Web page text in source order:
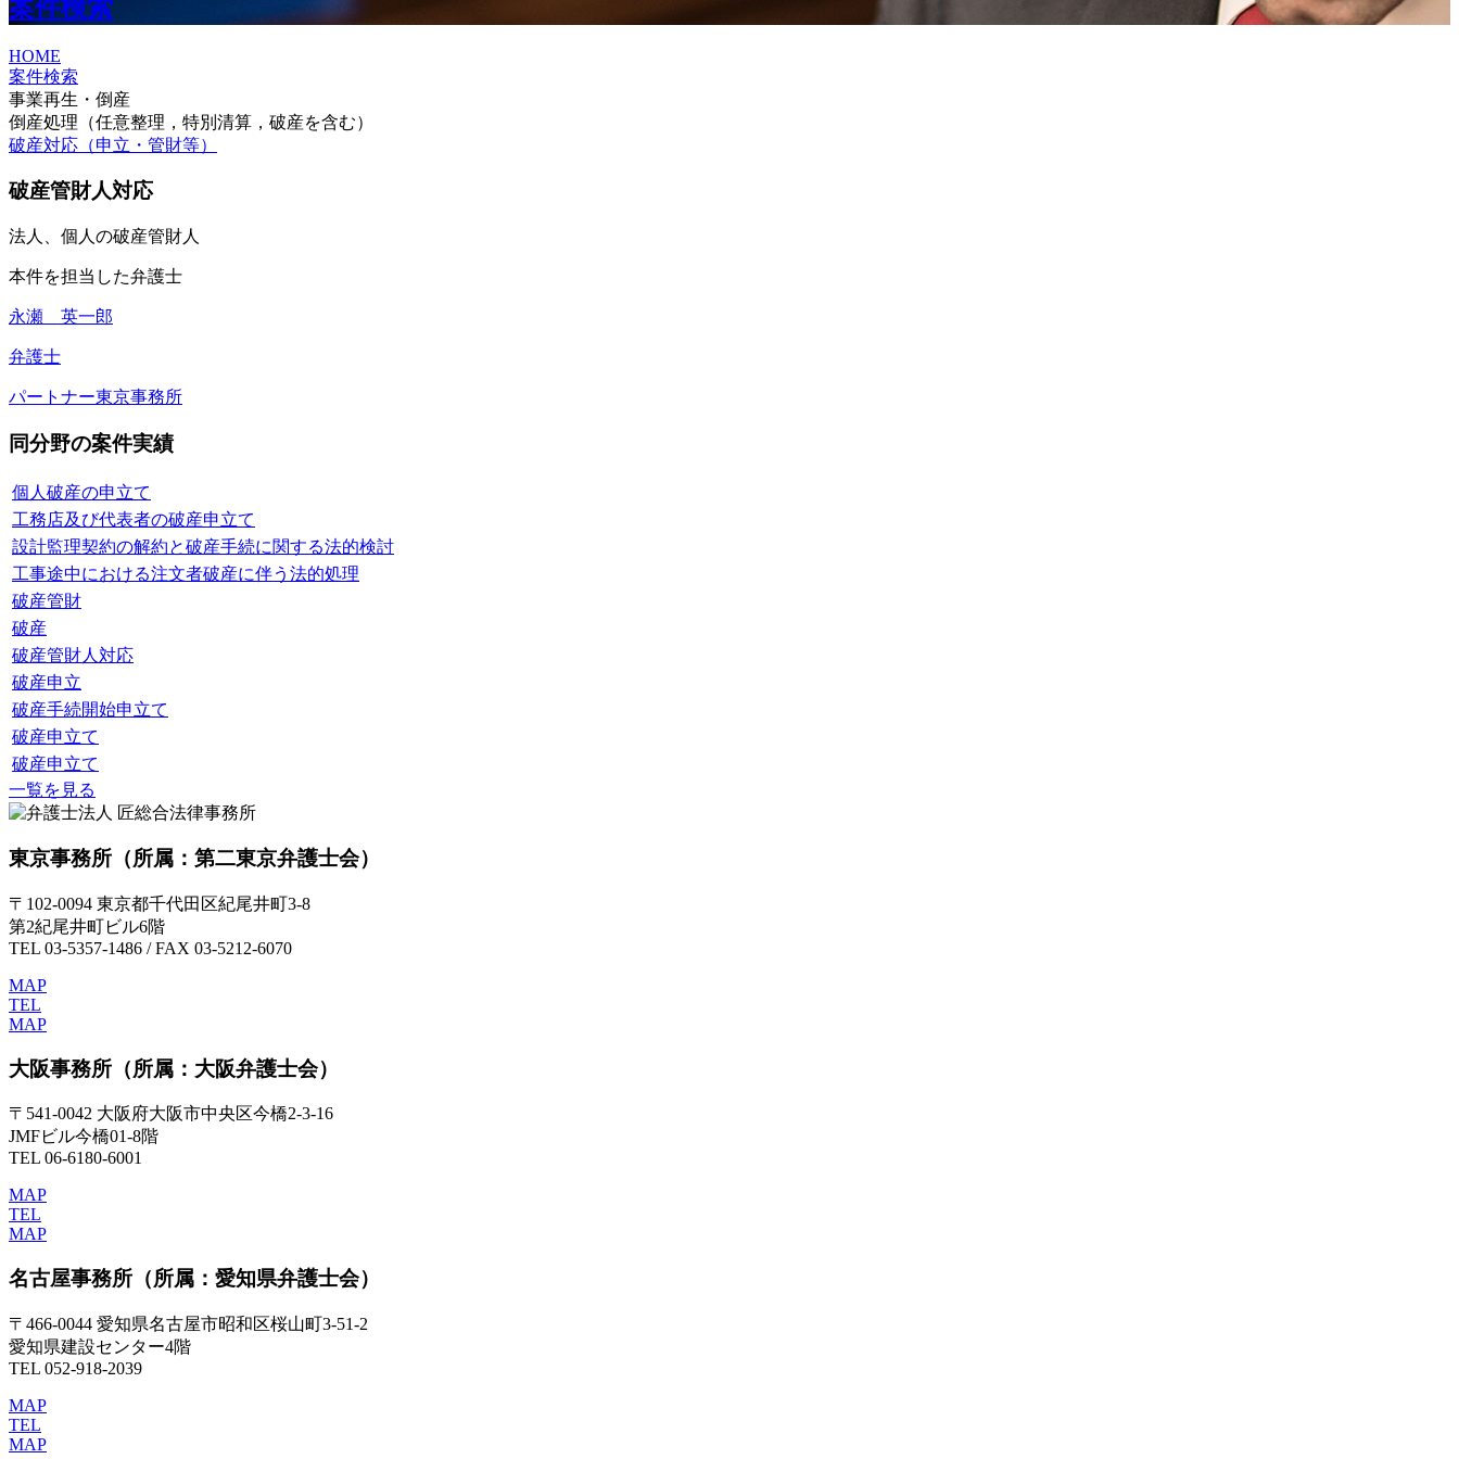
案件検索
HOME
案件検索
事業再生・倒産
倒産処理（任意整理，特別清算，破産を含む）
破産対応（申立・管財等）
破産管財人対応
法人、個人の破産管財人
本件を担当した弁護士
永瀬 英一郎
弁護士
パートナー東京事務所
同分野の案件実績
個人破産の申立て
工務店及び代表者の破産申立て
設計監理契約の解約と破産手続に関する法的検討
工事途中における注文者破産に伴う法的処理
破産管財
破産
破産管財人対応
破産申立
破産手続開始申立て
破産申立て
破産申立て
一覧を見る
東京事務所 （所属：第二東京弁護士会）
〒102-0094 東京都千代田区紀尾井町3-8
第2紀尾井町ビル6階
TEL 03-5357-1486 / FAX 03-5212-6070
MAP
TEL
MAP
大阪事務所 （所属：大阪弁護士会）
〒541-0042 大阪府大阪市中央区今橋2-3-16
JMFビル今橋01-8階
TEL 06-6180-6001
MAP
TEL
MAP
名古屋事務所 （所属：愛知県弁護士会）
〒466-0044 愛知県名古屋市昭和区桜山町3-51-2
愛知県建設センター4階
TEL 052-918-2039
MAP
TEL
MAP